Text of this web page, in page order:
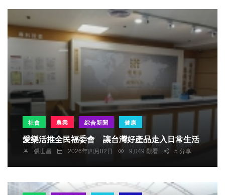
社會 農業 綜合新聞 健康
愛樂活推全民福委會 讓台灣好產品走入日常生活
張世昌 2026年四月02日 9,049 觀看 5 分享